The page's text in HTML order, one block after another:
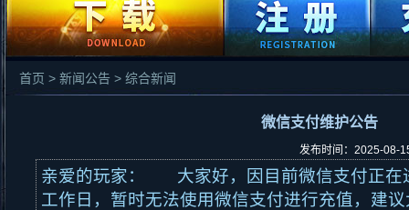
首页 > 新闻公告 > 综合新闻
微信支付维护公告
发布时间：2025-
亲爱的玩家： 大家好，因目前微信支付正在
工作日，暂时无法使用微信支付进行充值，建